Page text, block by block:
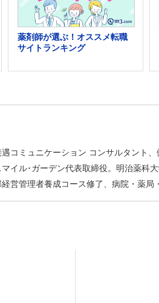
薬剤師が選ぶ！オススメ転職
サイトランキング
コミュニケーション コンサルタント
イル･ガーデン代表取締役。明治薬科
営管理者養成コース修了、病院・薬局